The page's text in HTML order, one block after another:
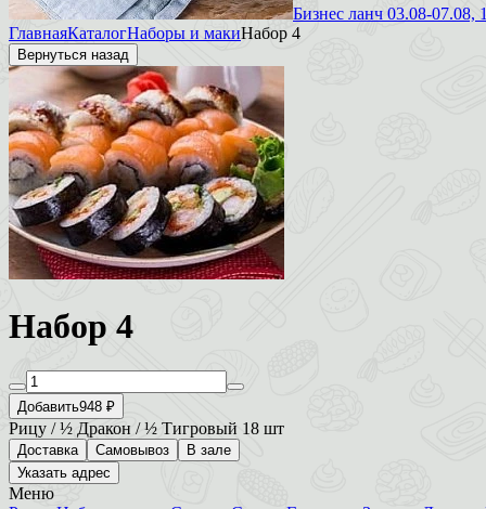
Бизнес ланч 03.08-07.08,
ГлавнаяКаталогНаборы и макиНабор 4
Вернуться назад
Набор 4
Добавить948 ₽
Рицу / ½ Дракон / ½ Тигровый 18 шт
Доставка Самовывоз
В зале
Указать адрес
Меню